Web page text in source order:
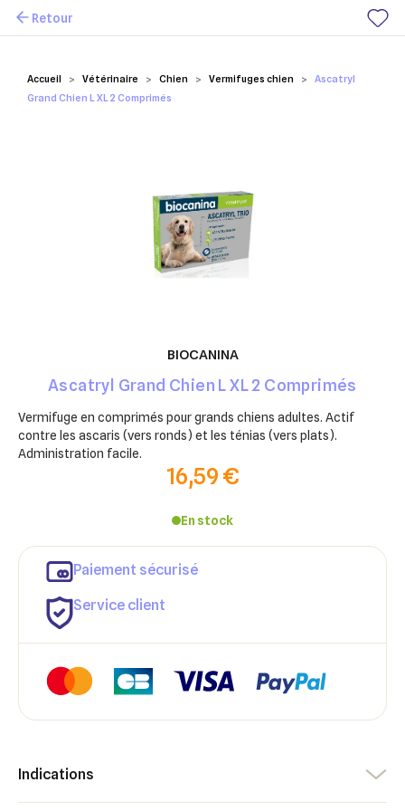
Mes favoris
Accueil Vétérinaire Chien Vermifuges chien
Ascatryl
Grand Chien L XL 2 Comprimés
Retour
BIOCANINA
Ascatryl Grand Chien L XL 2 Comprimés
Vermifuge en comprimés pour grands chiens adultes. Actif
contre les ascaris (vers ronds) et les ténias (vers plats).
Administration facile.
16,59 €
En stock
Paiement sécurisé
Service client
Indications ×